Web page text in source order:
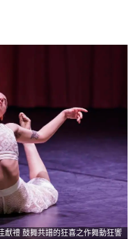
獻禮 鼓舞共譜的狂喜之作舞動狂響